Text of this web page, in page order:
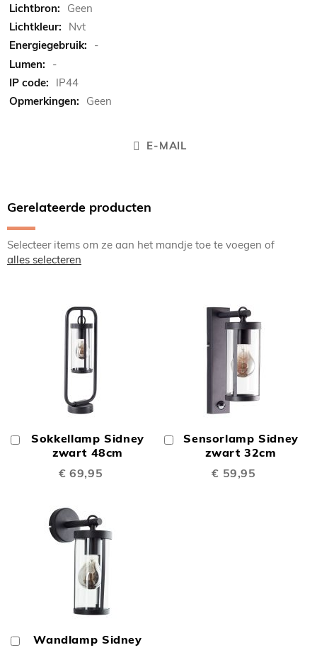
Geen
Nvt
-
-
IP44
Geen
E-MAIL
Gerelateerde producten
Selecteer items om ze aan het mandje toe te voegen of
alles selecteren
Sokkellamp Sidney
zwart 48cm
€ 69,95
In
Winkelwagen
Sensorlamp Sidney
zwart 32cm
€ 59,95
In
Winkelwagen
Wandlamp Sidney